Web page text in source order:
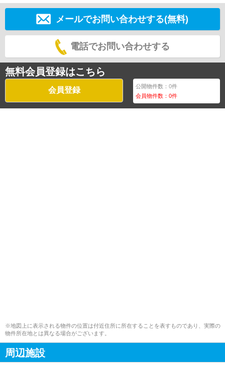
メールでお問い合わせする(無料)
電話でお問い合わせする
無料会員登録はこちら
会員登録 公開物件数：0件
会員物件数：0件
※地図上に表示される物件の位置は付近住所に所在することを表すものであり、実際の
物件所在地とは異なる場合がございます。
周辺施設